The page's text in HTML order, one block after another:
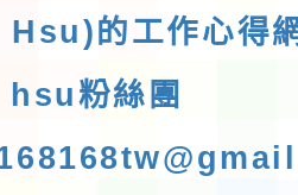
的工作心得
粉絲團